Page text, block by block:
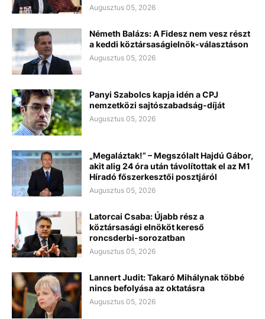
Augusztus 05, 2026
Németh Balázs: A Fidesz nem vesz részt
a keddi köztársaságielnök-választáson
Augusztus 05, 2026
Panyi Szabolcs kapja idén a CPJ
nemzetközi sajtószabadság-díját
Augusztus 05, 2026
„Megaláztak!” – Megszólalt Hajdú Gábor,
akit alig 24 óra után távolítottak el az M1
Híradó főszerkesztői posztjáról
Augusztus 05, 2026
Latorcai Csaba: Újabb rész a
köztársasági elnököt kereső
roncsderbi-sorozatban
Augusztus 05, 2026
Lannert Judit: Takaró Mihálynak többé
nincs befolyása az oktatásra
Augusztus 05, 2026